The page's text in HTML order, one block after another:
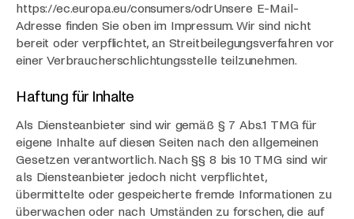
https://ec.europa.eu/consumers/odrUnsere E-Mail-
Adresse finden Sie oben im Impressum. Wir sind nicht
bereit oder verpflichtet, an Streitbeilegungsverfahren vor
einer Verbraucherschlichtungsstelle teilzunehmen.
Haftung für Inhalte
Als Diensteanbieter sind wir gemäß § 7 Abs.1 TMG für
eigene Inhalte auf diesen Seiten nach den allgemeinen
Gesetzen verantwortlich. Nach §§ 8 bis 10 TMG sind wir
als Diensteanbieter jedoch nicht verpflichtet,
übermittelte oder gespeicherte fremde Informationen zu
überwachen oder nach Umständen zu forschen, die auf